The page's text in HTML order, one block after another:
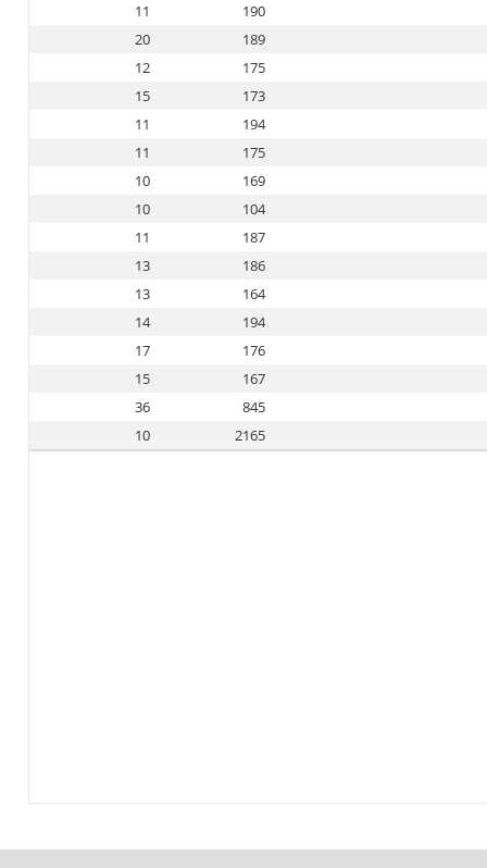
190
11
189
20
175
12
173
15
194
11
175
11
169
10
104
10
187
11
186
13
164
13
194
14
176
17
167
15
845
36
2165
10